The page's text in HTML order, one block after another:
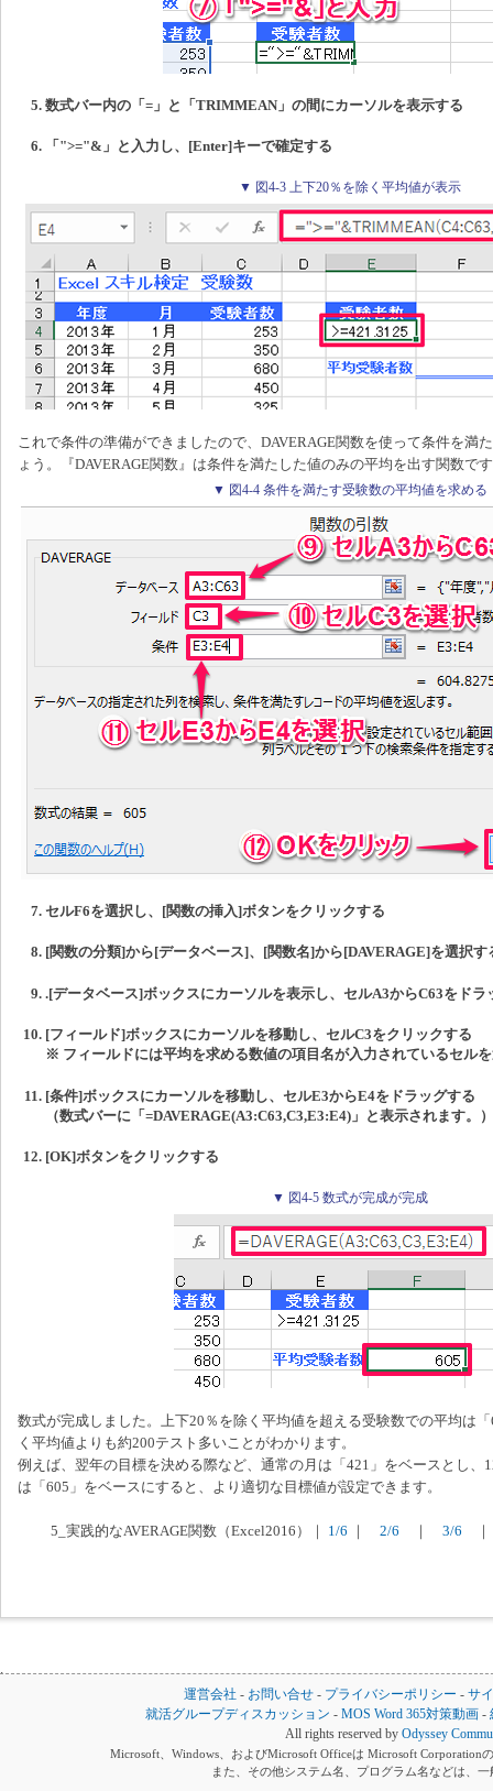
数式バー内の「=」と「TRIMMEAN」の間にカーソルを表示する
「">="&」と入力し、[Enter]キーで確定する
▼ 図4-3 上下20％を除く平均値が表示
これで条件の準備ができましたので、DAVERAGE関数を使って条件を満
ょう。『DAVERAGE関数』は条件を満たした値のみの平均を出す関数で
▼ 図4-4 条件を満たす受験数の平均値を求める
セルF6を選択し、[関数の挿入]ボタンをクリックする
[関数の分類]から[データベース]、[関数名]から[DAVERAGE]を選択す
.[データベース]ボックスにカーソルを表示し、セルA3からC63をドラ
[フィールド]ボックスにカーソルを移動し、セルC3をクリックする
※ フィールドには平均を求める数値の項目名が入力されているセル
[条件]ボックスにカーソルを移動し、セルE3からE4をドラッグする
（数式バーに「=DAVERAGE(A3:C63,C3,E3:E4)」と表示されます。）
[OK]ボタンをクリックする
▼ 図4-5 数式が完成が完成
数式が完成しました。上下20％を除く平均値を超える受験数での平均は
く平均値よりも約200テスト多いことがわかります。
例えば、翌年の目標を決める際など、通常の月は「421」をベースとし、
は「605」をベースにすると、より適切な目標値が設定できます。
5_実践的なAVERAGE関数（Excel2016）｜ 1/6 ｜ 2/6 ｜ 3/6 ｜
運営会社 - お問い合せ - プライバシーポリシー - サ
就活グループディスカッション -MOS Word 365対策動画 -
All rights reserved by Odyssey
Microsoft、Windows、およびMicrosoft Officeは Microsoft Corporation
また、その他システム名、プログラム名などは、